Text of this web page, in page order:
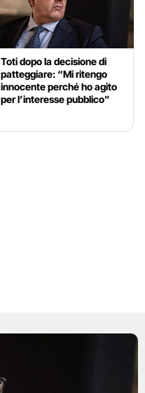
Toti dopo la decisione di
patteggiare: “Mi ritengo
innocente perché ho agito
per l’interesse pubblico”